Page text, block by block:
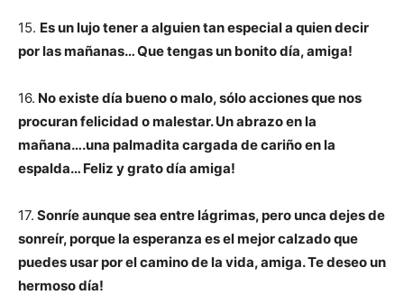
15. Es un lujo tener a alguien tan especial a quien decir
por las mañanas… Que tengas un bonito día, amiga!
16. No existe día bueno o malo, sólo acciones que nos
procuran felicidad o malestar. Un abrazo en la
mañana….una palmadita cargada de cariño en la
espalda… Feliz y grato día amiga!
17. Sonríe aunque sea entre lágrimas, pero unca dejes de
sonreír, porque la esperanza es el mejor calzado que
puedes usar por el camino de la vida, amiga. Te deseo un
hermoso día!